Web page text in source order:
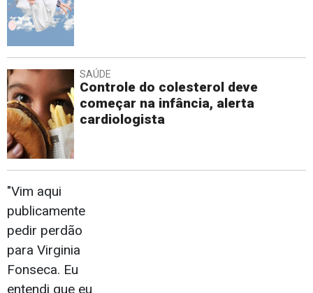
SAÚDE
Controle do colesterol deve
começar na infância, alerta
cardiologista
"Vim aqui
publicamente
pedir perdão
para Virginia
Fonseca. Eu
entendi que eu